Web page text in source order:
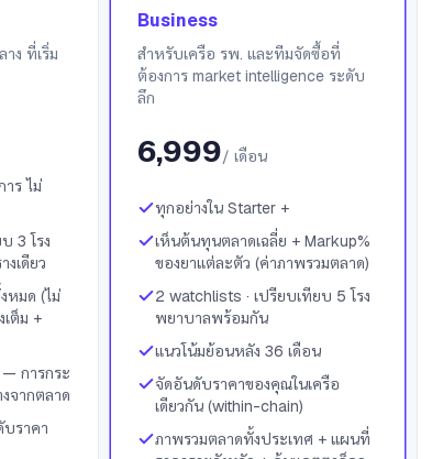
ง ที่เริ่ม
ร ไม่
3 โรง
เดียว
หมด (ไม่
ต็ม +
การกระ
จากตลาด
บราคา
Business
สำหรับเครือ รพ. และทีมจัดซื้อที่
ต้องการ market intelligence ระดับ
ลึก
6,999/ เดือน
ทุกอย่างใน Starter +
เห็นต้นทุนตลาดเฉลี่ย + Markup%
ของยาแต่ละตัว (ค่าภาพรวมตลาด)
2 watchlists · เปรียบเทียบ 5 โรง
พยาบาลพร้อมกัน
แนวโน้มย้อนหลัง 36 เดือน
จัดอันดับราคาของคุณในเครือ
เดียวกัน (within-chain)
ภาพรวมตลาดทั้งประเทศ + แผนที่